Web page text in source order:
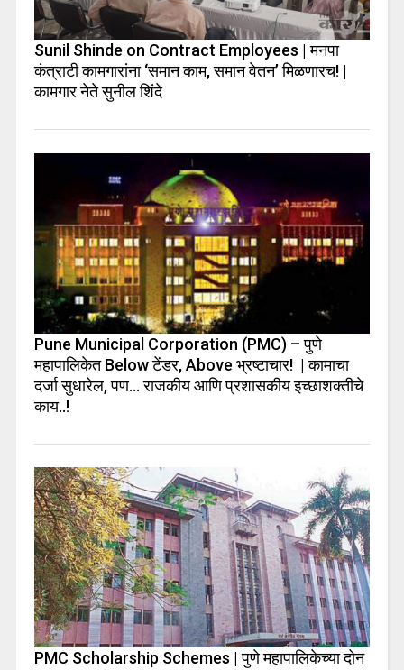
Sunil Shinde on Contract Employees | मनपा
कंत्राटी कामगारांना ‘समान काम, समान वेतन’ मिळणारच! |
कामगार नेते सुनील शिंदे
Pune Municipal Corporation (PMC) – पुणे
महापालिकेत Below टेंडर, Above भ्रष्टाचार! | कामाचा
दर्जा सुधारेल, पण… राजकीय आणि प्रशासकीय इच्छाशक्तीचे
काय..!
PMC Scholarship Schemes | पुणे महापालिकेच्या दोन